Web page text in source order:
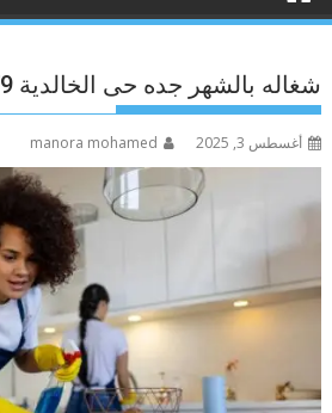
شغاله بالشهر جده حى الخالدية 0571400979
أغسطس 3, 2025 manora mohamed